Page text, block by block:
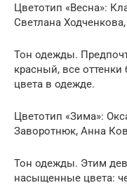
Цветотип «Весна»:
Светлана
Тон одежды.
красный, все
цвета в одежде.
Цветотип «Зима»:
Заворотнюк, Анна
Тон одежды. Этим
насыщенные цвета: